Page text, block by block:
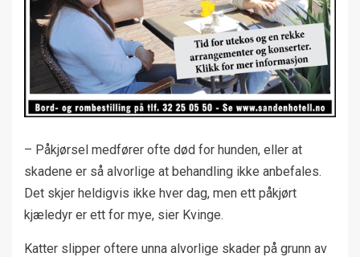
– Påkjørsel medfører ofte død for hunden, eller at
skadene er så alvorlige at behandling ikke anbefales.
Det skjer heldigvis ikke hver dag, men ett påkjørt
kjæledyr er ett for mye, sier Kvinge.
Katter slipper oftere unna alvorlige skader på grunn av